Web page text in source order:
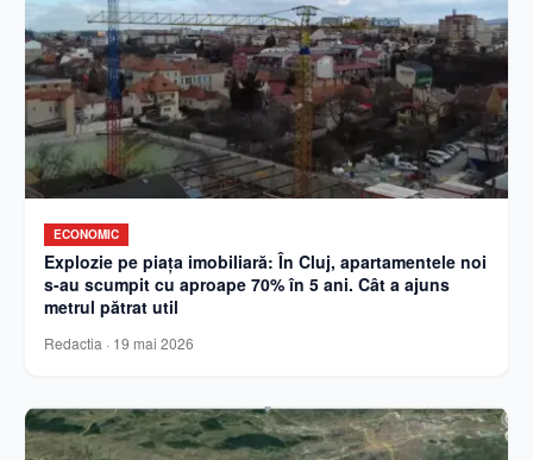
ECONOMIC
Explozie pe piața imobiliară: În Cluj, apartamentele noi
s-au scumpit cu aproape 70% în 5 ani. Cât a ajuns
metrul pătrat util
Redactia · 19 mai 2026